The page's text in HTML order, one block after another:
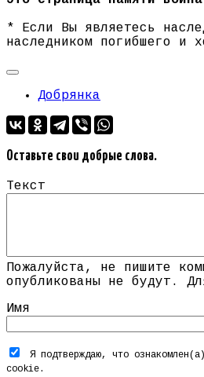
* Если Вы являетесь
наследником погибшего и
Добрянка
Оставьте свои добрые слова.
Текст
Пожалуйста, не пишите
опубликованы не будут.
Имя
Я подтверждаю, что
cookie.